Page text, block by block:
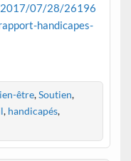
07/28/26196
handicapes-
être,Soutien,
, handicapés,